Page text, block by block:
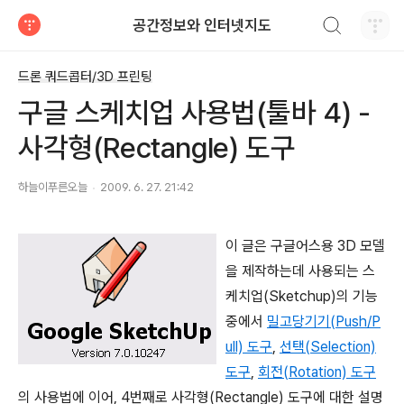
공간정보와 인터넷지도
드론 쿼드콥터/3D 프린팅
구글 스케치업 사용법(툴바 4) -
사각형(Rectangle) 도구
하늘이푸른오늘 2009. 6. 27. 21:42
이 글은 구글어스용 3D 모델
을 제작하는데 사용되는 스
케치업(Sketchup)의 기능
중에서 밀고당기기(Push/P
ull) 도구, 선택(Selection)
도구, 회전(Rotation) 도구
의 사용법에 이어, 4번째로 사각형(Rectangle) 도구에 대한 설명